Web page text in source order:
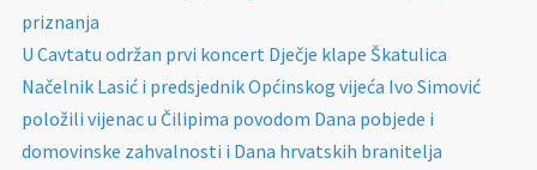
priznanja
U Cavtatu održan prvi koncert Dječje klape Škatulica
Načelnik Lasić i predsjednik Općinskog vijeća Ivo Simović
položili vijenac u Čilipima povodom Dana pobjede i
domovinske zahvalnosti i Dana hrvatskih branitelja